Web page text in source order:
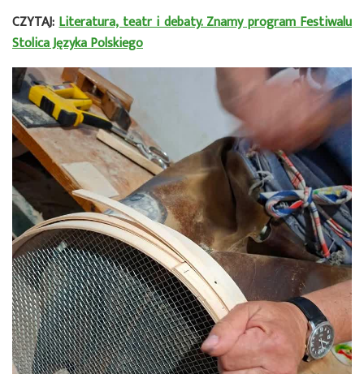
CZYTAJ:Literatura, teatr i debaty. Znamy program Festiwalu
Stolica Języka Polskiego